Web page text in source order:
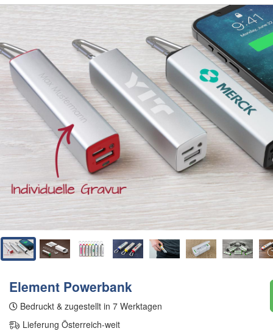
Element Powerbank
Bedruckt & zugestellt in 7 Werktagen
Lieferung Österreich-weit